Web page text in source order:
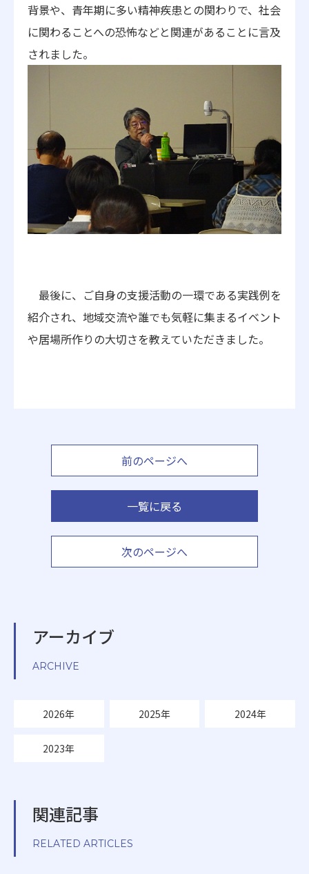
背景や、青年期に多い精神疾患との関わりで、社会
に関わることへの恐怖などと関連があることに言及
されました。
最後に、ご自身の支援活動の一環である実践例を
紹介され、地域交流や誰でも気軽に集まるイベント
や居場所作りの大切さを教えていただきました。
前のページへ
一覧に戻る
次のページへ
アーカイブ
ARCHIVE
2026年 2025年 2024年
2023年
関連記事
RELATED ARTICLES